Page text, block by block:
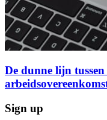
De dunne lijn
Sign up